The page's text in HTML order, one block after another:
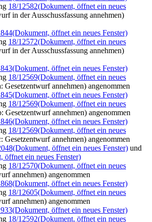
18/12582(Dokument, öffnet ein neues
in der Ausschussfassung annehmen)
(Dokument, öffnet ein neues Fenster)
18/12572(Dokument, öffnet ein neues
in der Ausschussfassung annehmen)
(Dokument, öffnet ein neues Fenster)
18/12569(Dokument, öffnet ein neues
Gesetzentwurf annehmen) angenommen
(Dokument, öffnet ein neues Fenster)
18/12569(Dokument, öffnet ein neues
Gesetzentwurf annehmen) angenommen
(Dokument, öffnet ein neues Fenster)
18/12569(Dokument, öffnet ein neues
Gesetzentwurf annehmen) angenommen
(Dokument, öffnet ein neues Fenster) und
öffnet ein neues Fenster)
18/12570(Dokument, öffnet ein neues
annehmen) angenommen
(Dokument, öffnet ein neues Fenster)
18/12605(Dokument, öffnet ein neues
annehmen) angenommen
(Dokument, öffnet ein neues Fenster)
18/12592(Dokument, öffnet ein neues